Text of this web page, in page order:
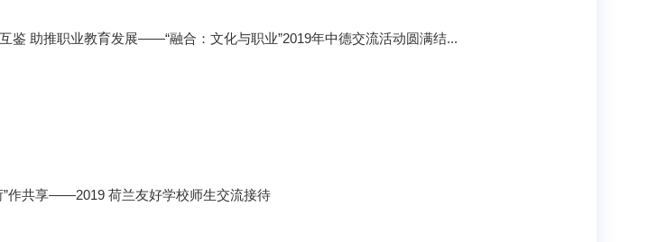
鉴 助推职业教育发展——“融合：文化与职业”2019年中德交流活动圆满结...
”作共享——2019 荷兰友好学校师生交流接待